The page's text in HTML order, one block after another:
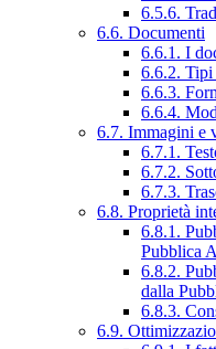
6.5.6.
6.6. Documenti
6.6.1. I
6.6.2. Tipi
6.6.3.
6.6.4.
6.7. Immagini e
6.7.1.
6.7.2.
6.7.3.
6.8. Proprietà
6.8.1.
Pubblica
6.8.2.
dalla
6.8.3.
6.9.